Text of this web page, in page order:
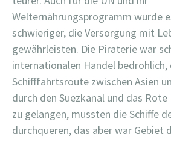
Welternährungsprogramm wurde
schwieriger, die Versorgung mit
gewährleisten. Die Piraterie war
internationalen Handel
Schifffahrtsroute zwischen Asien
durch den Suezkanal und das
zu gelangen, mussten die Schiffe
durchqueren, das aber war Gebiet